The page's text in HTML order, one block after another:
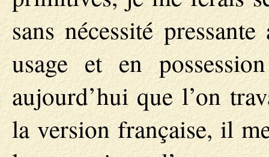
sans nécessité
usage et en
aujourd’hui que l’on
la version française, il